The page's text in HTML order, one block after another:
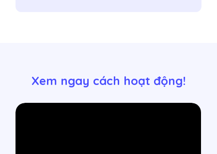
Xem ngay cách hoạt động!